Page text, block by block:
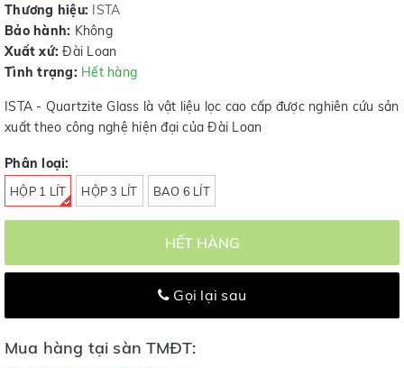
Thương hiệu: ISTA
Bảo hành: Không
Xuất xứ: Đài Loan
Tình trạng: Hết hàng
ISTA - Quartzite Glass là vật liệu lọc cao cấp được nghiên cứu sản
xuất theo công nghệ hiện đại của Đài Loan
Phân loại:
HỘP 1 LÍT HỘP 3 LÍT BAO 6 LÍT
HẾT HÀNG
Gọi lại sau
Mua hàng tại sàn TMĐT: